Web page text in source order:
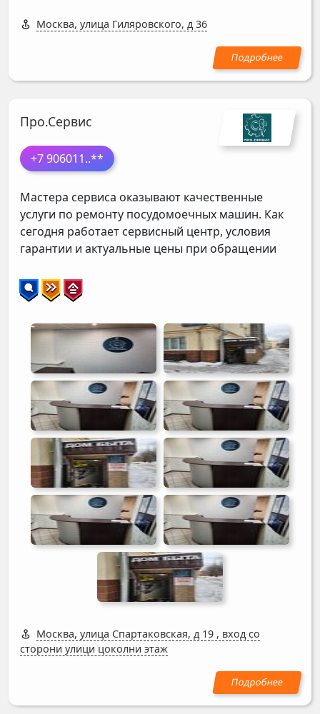
Москва, улица Гиляровского, д 36
Про.Сервис
+7 906011..**
Мастера сервиса оказывают качественные
услуги по ремонту посудомоечных машин. Как
сегодня работает сервисный центр, условия
гарантии и актуальные цены при обращении
Москва, улица Спартаковская, д 19 , вход со
сторони улици цоколни этаж